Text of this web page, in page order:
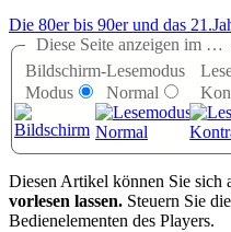
Die 80er bis 90er und das
Diese Seite anzeigen im …
Bildschirm-
Modus
Lesemodus
Normal
Diesen Artikel können Sie sich
vorlesen lassen. Steuern Sie
Bedienelementen des Players.